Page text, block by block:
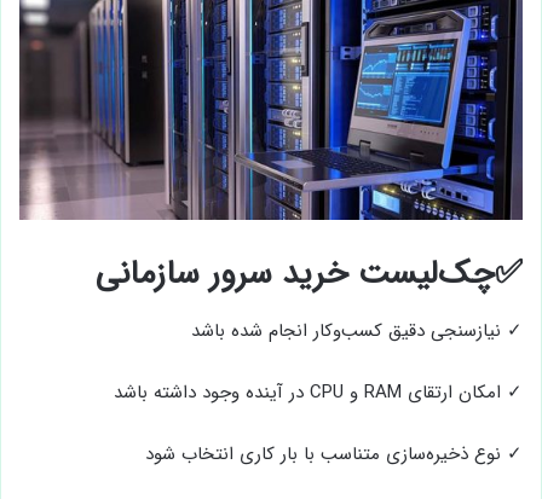
✅چک‌لیست خرید سرور سازمانی
✓ نیازسنجی دقیق کسب‌وکار انجام شده باشد
✓ امکان ارتقای RAM و CPU در آینده وجود داشته باشد
✓ نوع ذخیره‌سازی متناسب با بار کاری انتخاب شود